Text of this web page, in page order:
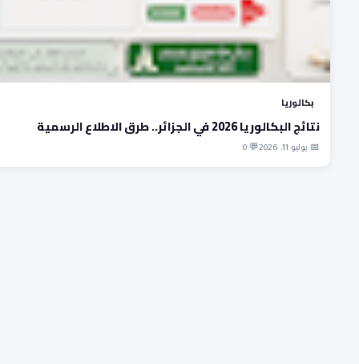
بكالوريا
نتائج البكالوريا 2026 في الجزائر.. طرق الاطلاع الرسمية
📅 يوليو 11, 2026 💬 0